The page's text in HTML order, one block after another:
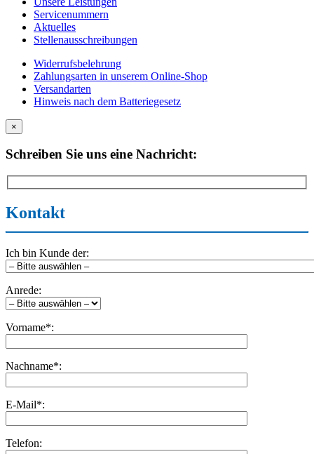
Servicenummern
Aktuelles
Stellenausschreibungen
Widerrufsbelehrung
Zahlungsarten in unserem Online-Shop
Versandarten
Hinweis nach dem Batteriegesetz
×
Schreiben Sie uns eine Nachricht:
Kontakt
Ich bin Kunde der:
Anrede:
Vorname*:
Nachname*:
E-Mail*:
Telefon: